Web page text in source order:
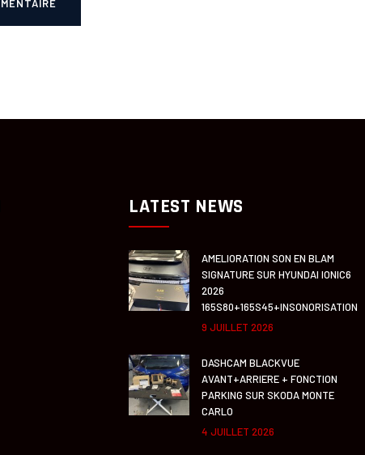
LATEST NEWS
AMELIORATION SON EN BLAM
SIGNATURE SUR HYUNDAI IONIC6
2026
165S80+165S45+INSONORISATION
9 JUILLET 2026
DASHCAM BLACKVUE
AVANT+ARRIERE + FONCTION
PARKING SUR SKODA MONTE
CARLO
4 JUILLET 2026